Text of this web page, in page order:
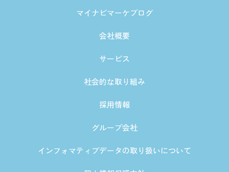
マイナビマーケブログ
会社概要
サービス
社会的な取り組み
採用情報
グループ会社
インフォマティブデータの取り扱いについて